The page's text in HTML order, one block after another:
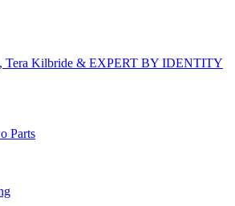
Tera Kilbride & EXPERT BY IDENTITY
Parts